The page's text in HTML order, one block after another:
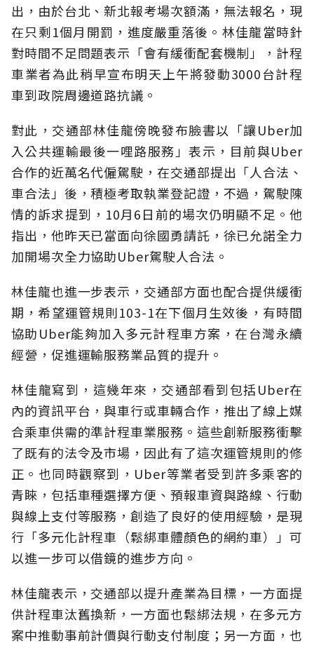
出，由於台北、新北報考場次額滿，無法報名，現
在只剩1個月開罰，進度嚴重落後。林佳龍當時針
對時間不足問題表示「會有緩衝配套機制」，計程
車業者為此稍早宣布明天上午將發動3000台計程
車到政院周邊道路抗議。
對此，交通部林佳龍傍晚發布臉書以「讓Uber加
入公共運輸最後一哩路服務」表示，目前與Uber
合作的近萬名代僱駕駛，在交通部提出「人合法、
車合法」後，積極考取執業登記證，不過，駕駛陳
情的訴求提到，10月6日前的場次仍明顯不足。他
指出，他昨天已當面向徐國勇請託，徐已允諾全力
加開場次全力協助Uber駕駛人合法。
林佳龍也進一步表示，交通部方面也配合提供緩衝
期，希望運管規則103-1在下個月生效後，有時間
協助Uber能夠加入多元計程車方案，在台灣永續
經營，促進運輸服務業品質的提升。
林佳龍寫到，這幾年來，交通部看到包括Uber在
內的資訊平台，與車行或車輛合作，推出了線上媒
合乘車供需的準計程車業服務。這些創新服務衝擊
了既有的法令及市場，因此有了這次運管規則的修
正。也同時觀察到，Uber等業者受到許多乘客的
青睞，包括車種選擇方便、預報車資與路線、行動
與線上支付等服務，創造了良好的使用經驗，是現
行「多元化計程車（鬆綁車體顏色的網約車）」可
以進一步可以借鏡的進步方向。
林佳龍表示，交通部以提升產業為目標，一方面提
供計程車汰舊換新，一方面也鬆綁法規，在多元方
案中推動事前計價與行動支付制度；另一方面，也